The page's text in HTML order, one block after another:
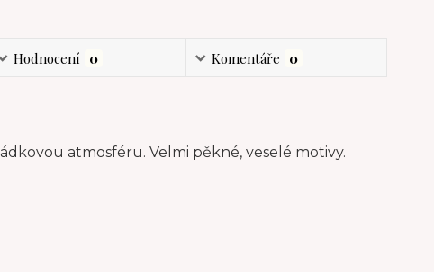
Hodnocení 0 Komentáře 0
atmosféru. Velmi pěkné, veselé motivy.